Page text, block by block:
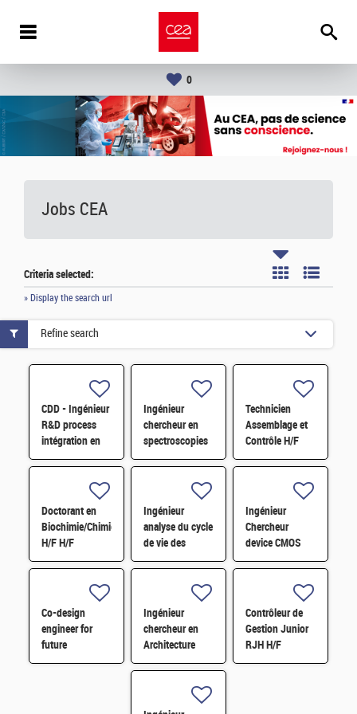
0
Jobs CEA
Criteria selected:
» Display the search url
CDD - Ingénieur
R&D process
intégration en
microélectronique
Ingénieur
chercheur en
spectroscopies
ultra rapides
photosynthèse
H/F
Technicien
Assemblage et
Contrôle H/F
Doctorant en
Biochimie/Chimie
H/F H/F
Ingénieur
analyse du cycle
de vie des
technologies
microélectroniques
H/F
Ingénieur
Chercheur
device CMOS
avancé H/F
Co-design
engineer for
future
computing
Ingénieur
chercheur en
Architecture
Système et
Contrôleur de
Gestion Junior
RJH H/F
Refine search